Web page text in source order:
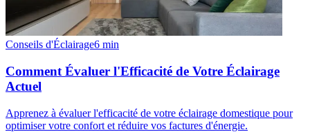
Conseils d'Éclairage6 min
Comment Évaluer l'Efficacité de Votre Éclairage
Actuel
Apprenez à évaluer l'efficacité de votre éclairage domestique pour
optimiser votre confort et réduire vos factures d'énergie.